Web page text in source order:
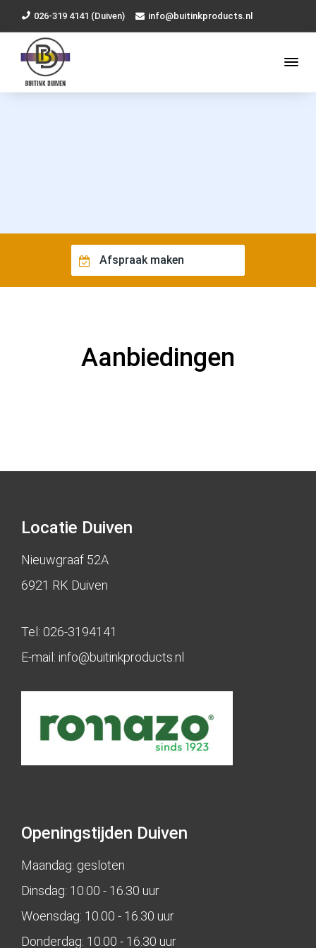
026-319 4141 (Duiven) info@buitinkproducts.nl
Afspraak maken
Aanbiedingen
Locatie Duiven
Nieuwgraaf 52A
6921 RK Duiven
Tel: 026-3194141
E-mail: info@buitinkproducts.nl
Openingstijden Duiven
Maandag: gesloten
Dinsdag: 10.00 - 16.30 uur
Woensdag: 10.00 - 16.30 uur
Donderdag: 10.00 - 16.30 uur